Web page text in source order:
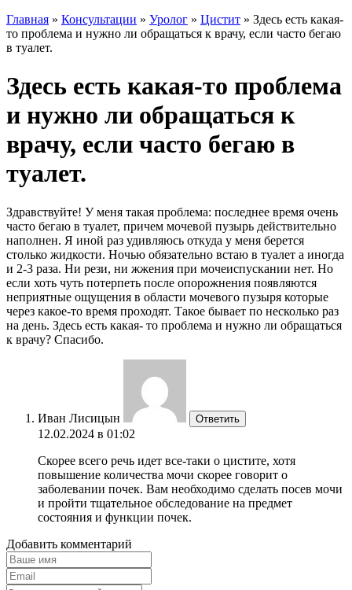
Главная » Консультации » Уролог » Цистит » Здесь есть какая-
то проблема и нужно ли обращаться к врачу, если часто бегаю
в туалет.
Здесь есть какая-то проблема
и нужно ли обращаться к
врачу, если часто бегаю в
туалет.
Здравствуйте! У меня такая проблема: последнее время очень
часто бегаю в туалет, причем мочевой пузырь действительно
наполнен. Я иной раз удивляюсь откуда у меня берется
столько жидкости. Ночью обязательно встаю в туалет а иногда
и 2-3 раза. Ни рези, ни жжения при мочеиспускании нет. Но
если хоть чуть потерпеть после опорожнения появляются
неприятные ощущения в области мочевого пузыря которые
через какое-то время проходят. Такое бывает по несколько раз
на день. Здесь есть какая- то проблема и нужно ли обращаться
к врачу? Спасибо.
Иван Лисицын Ответить
12.02.2024 в 01:02
Скорее всего речь идет все-таки о цистите, хотя
повышение количества мочи скорее говорит о
заболевании почек. Вам необходимо сделать посев мочи
и пройти тщательное обследование на предмет
состояния и функции почек.
Добавить комментарий